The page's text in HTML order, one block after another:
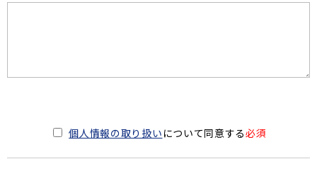
個人情報の取り扱い について同意する必須